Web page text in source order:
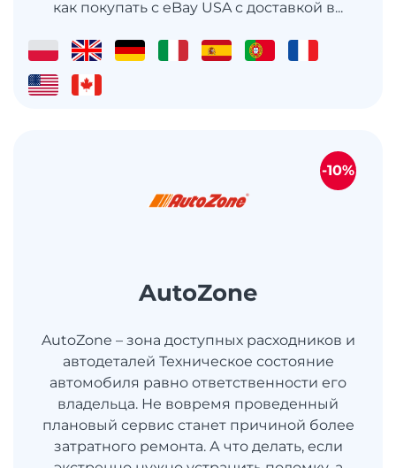
как покупать с eBay USA с доставкой в...
AutoZone
AutoZone – зона доступных расходников и
автодеталей Техническое состояние
автомобиля равно ответственности его
владельца. Не вовремя проведенный
плановый сервис станет причиной более
затратного ремонта. А что делать, если
-10%